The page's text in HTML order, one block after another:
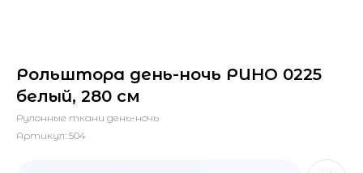
Рольштора день-ночь РИНО 0225
белый, 280 см
Рулонные ткани день-ночь
Артикул: 504